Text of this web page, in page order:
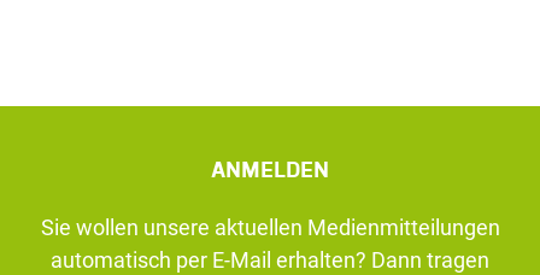
ANMELDEN
Sie wollen unsere aktuellen Medienmitteilungen
automatisch per E-Mail erhalten? Dann tragen